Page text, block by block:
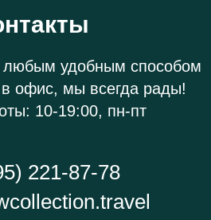
любым удобным способом
офис, мы всегда рады!
10-19:00, пн-пт
221-87-78